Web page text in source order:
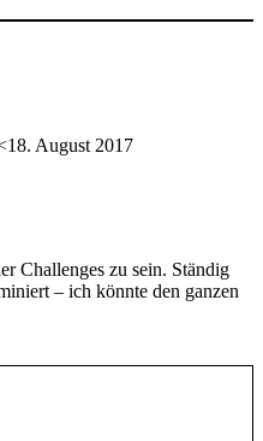
August 2017
Challenges zu sein. Ständig
– ich könnte den ganzen